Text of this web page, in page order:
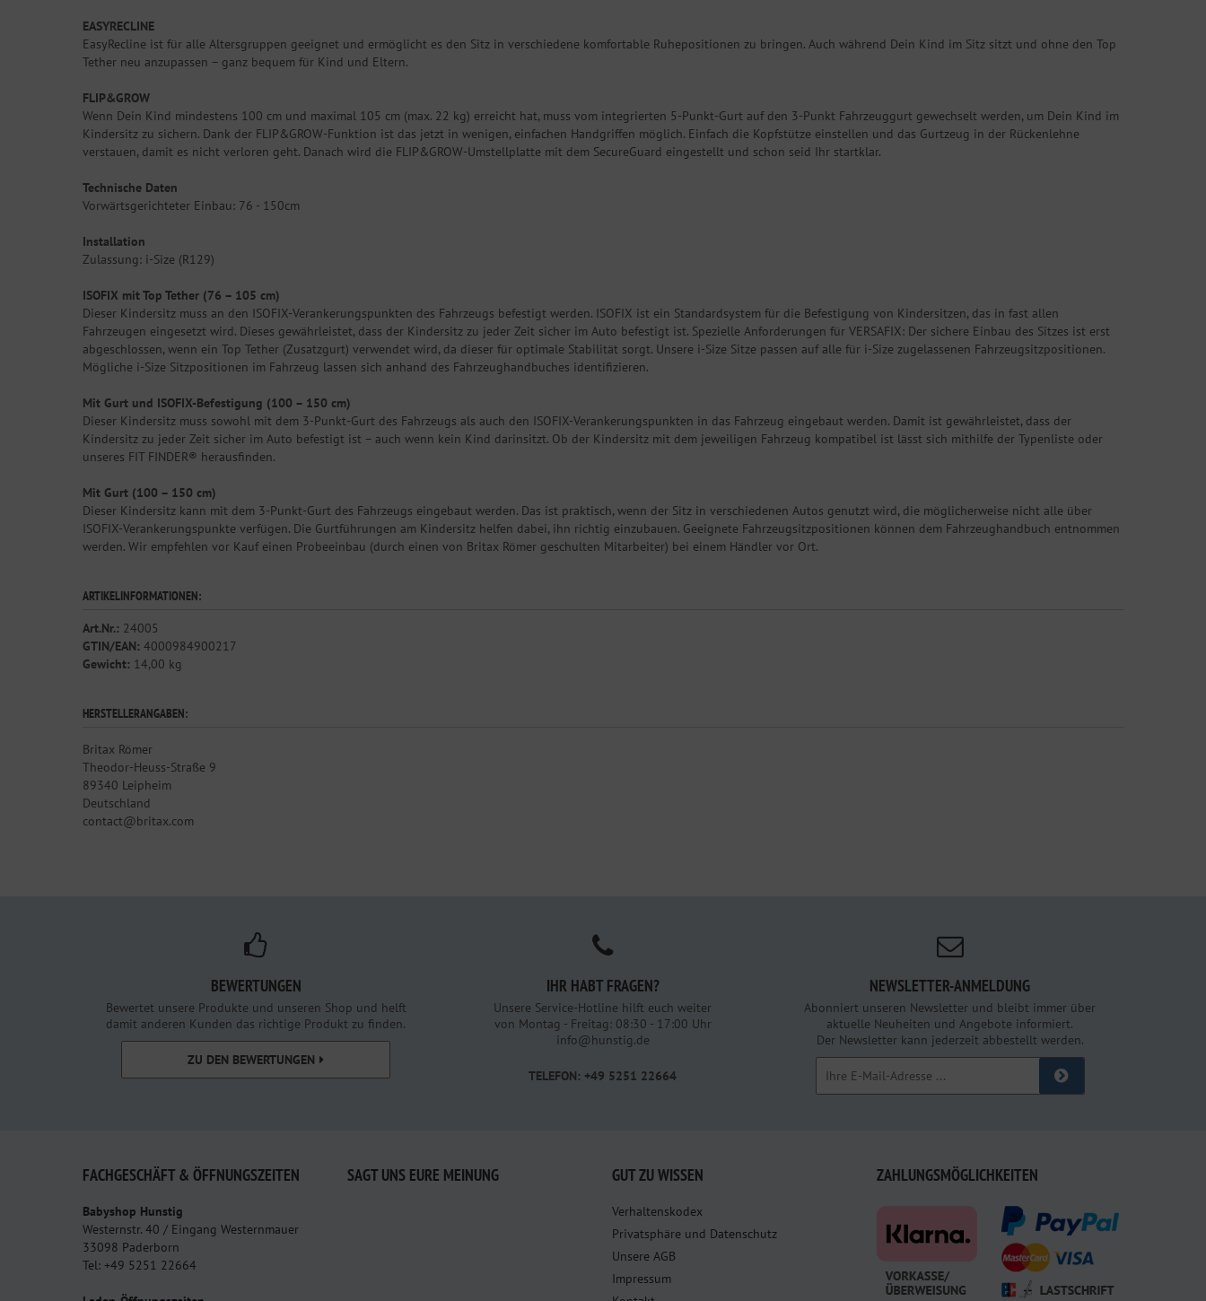
EASYRECLINE
EasyRecline ist für alle Altersgruppen geeignet und ermöglicht es den Sitz in verschiedene komfortable Ruhepositionen zu bringen. Auch während Dein Kind im Sitz sitzt und ohne den Top
Tether neu anzupassen – ganz bequem für Kind und Eltern.
FLIP&GROW
Wenn Dein Kind mindestens 100 cm und maximal 105 cm (max. 22 kg) erreicht hat, muss vom integrierten 5-Punkt-Gurt auf den 3-Punkt Fahrzeuggurt gewechselt werden, um Dein Kind im
Kindersitz zu sichern. Dank der FLIP&GROW-Funktion ist das jetzt in wenigen, einfachen Handgriffen möglich. Einfach die Kopfstütze einstellen und das Gurtzeug in der Rückenlehne
verstauen, damit es nicht verloren geht. Danach wird die FLIP&GROW-Umstellplatte mit dem SecureGuard eingestellt und schon seid Ihr startklar.
Technische Daten
Vorwärtsgerichteter Einbau: 76 - 150cm
Installation
Zulassung: i-Size (R129)
ISOFIX mit Top Tether (76 – 105 cm)
Dieser Kindersitz muss an den ISOFIX-Verankerungspunkten des Fahrzeugs befestigt werden. ISOFIX ist ein Standardsystem für die Befestigung von Kindersitzen, das in fast allen
Fahrzeugen eingesetzt wird. Dieses gewährleistet, dass der Kindersitz zu jeder Zeit sicher im Auto befestigt ist. Spezielle Anforderungen für VERSAFIX: Der sichere Einbau des Sitzes ist erst
abgeschlossen, wenn ein Top Tether (Zusatzgurt) verwendet wird, da dieser für optimale Stabilität sorgt. Unsere i-Size Sitze passen auf alle für i-Size zugelassenen Fahrzeugsitzpositionen.
Mögliche i-Size Sitzpositionen im Fahrzeug lassen sich anhand des Fahrzeughandbuches identifizieren.
Mit Gurt und ISOFIX-Befestigung (100 – 150 cm)
Dieser Kindersitz muss sowohl mit dem 3-Punkt-Gurt des Fahrzeugs als auch den ISOFIX-Verankerungspunkten in das Fahrzeug eingebaut werden. Damit ist gewährleistet, dass der
Kindersitz zu jeder Zeit sicher im Auto befestigt ist – auch wenn kein Kind darinsitzt. Ob der Kindersitz mit dem jeweiligen Fahrzeug kompatibel ist lässt sich mithilfe der Typenliste oder
unseres FIT FINDER® herausfinden.
Mit Gurt (100 – 150 cm)
Dieser Kindersitz kann mit dem 3-Punkt-Gurt des Fahrzeugs eingebaut werden. Das ist praktisch, wenn der Sitz in verschiedenen Autos genutzt wird, die möglicherweise nicht alle über
ISOFIX-Verankerungspunkte verfügen. Die Gurtführungen am Kindersitz helfen dabei, ihn richtig einzubauen. Geeignete Fahrzeugsitzpositionen können dem Fahrzeughandbuch entnommen
werden. Wir empfehlen vor Kauf einen Probeeinbau (durch einen von Britax Römer geschulten Mitarbeiter) bei einem Händler vor Ort.
ARTIKELINFORMATIONEN:
Art.Nr.: 24005
GTIN/EAN: 4000984900217
Gewicht: 14,00 kg
HERSTELLERANGABEN:
Britax Römer
Theodor-Heuss-Straße 9
89340 Leipheim
Deutschland
contact@britax.com
BEWERTUNGEN
Bewertet unsere Produkte und unseren Shop und helft
damit anderen Kunden das richtige Produkt zu finden.
ZU DEN BEWERTUNGEN
IHR HABT FRAGEN?
Unsere Service-Hotline hilft euch weiter
von Montag - Freitag: 08:30 - 17:00 Uhr
info@hunstig.de
TELEFON: +49 5251 22664
NEWSLETTER-ANMELDUNG
Abonniert unseren Newsletter und bleibt immer über
aktuelle Neuheiten und Angebote informiert.
Der Newsletter kann jederzeit abbestellt werden.
FACHGESCHÄFT & ÖFFNUNGSZEITEN
Babyshop Hunstig
Westernstr. 40 / Eingang Westernmauer
33098 Paderborn
Tel: +49 5251 22664
SAGT UNS EURE MEINUNG GUT ZU WISSEN
Verhaltenskodex
Privatsphäre und Datenschutz
Unsere AGB
Impressum
ZAHLUNGSMÖGLICHKEITEN